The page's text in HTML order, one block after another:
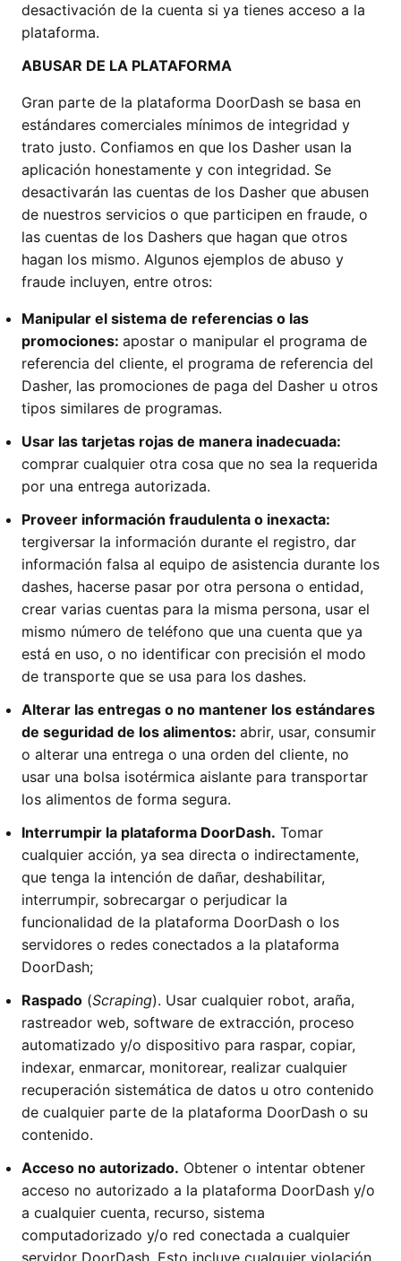
desactivación de la cuenta si ya tienes acceso a la
plataforma.
ABUSAR DE LA PLATAFORMA
Gran parte de la plataforma DoorDash se basa en
estándares comerciales mínimos de integridad y
trato justo. Confiamos en que los Dasher usan la
aplicación honestamente y con integridad. Se
desactivarán las cuentas de los Dasher que abusen
de nuestros servicios o que participen en fraude, o
las cuentas de los Dashers que hagan que otros
hagan los mismo. Algunos ejemplos de abuso y
fraude incluyen, entre otros:
Manipular el sistema de referencias o las
promociones: apostar o manipular el programa de
referencia del cliente, el programa de referencia del
Dasher, las promociones de paga del Dasher u otros
tipos similares de programas.
Usar las tarjetas rojas de manera inadecuada:
comprar cualquier otra cosa que no sea la requerida
por una entrega autorizada.
Proveer información fraudulenta o inexacta:
tergiversar la información durante el registro, dar
información falsa al equipo de asistencia durante los
dashes, hacerse pasar por otra persona o entidad,
crear varias cuentas para la misma persona, usar el
mismo número de teléfono que una cuenta que ya
está en uso, o no identificar con precisión el modo
de transporte que se usa para los dashes.
Alterar las entregas o no mantener los estándares
de seguridad de los alimentos: abrir, usar, consumir
o alterar una entrega o una orden del cliente, no
usar una bolsa isotérmica aislante para transportar
los alimentos de forma segura.
Interrumpir la plataforma DoorDash. Tomar
cualquier acción, ya sea directa o indirectamente,
que tenga la intención de dañar, deshabilitar,
interrumpir, sobrecargar o perjudicar la
funcionalidad de la plataforma DoorDash o los
servidores o redes conectados a la plataforma
DoorDash;
Raspado (Scraping). Usar cualquier robot, araña,
rastreador web, software de extracción, proceso
automatizado y/o dispositivo para raspar, copiar,
indexar, enmarcar, monitorear, realizar cualquier
recuperación sistemática de datos u otro contenido
de cualquier parte de la plataforma DoorDash o su
contenido.
Acceso no autorizado. Obtener o intentar obtener
acceso no autorizado a la plataforma DoorDash y/o
a cualquier cuenta, recurso, sistema
computadorizado y/o red conectada a cualquier
servidor DoorDash. Esto incluye cualquier violación